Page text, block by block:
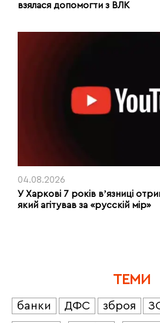
взялася допомогти з ВЛК
04.08.2026
У Харкові 7 років вʼязниці
який агітував за «русскій мір»
ТЕМИ
банки ДФС зброя